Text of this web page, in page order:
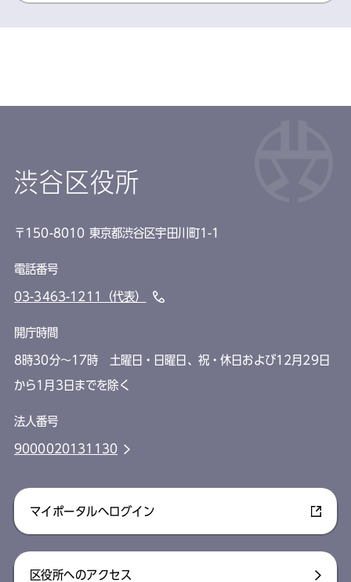
渋谷区役所
〒150-8010 東京都渋谷区宇田川町1-1
電話番号
03-3463-1211（代表）
開庁時間
8時30分～17時 土曜日・日曜日、祝・休日および12月29日
から1月3日までを除く
法人番号
9000020131130
マイポータルへログイン
区役所へのアクセス